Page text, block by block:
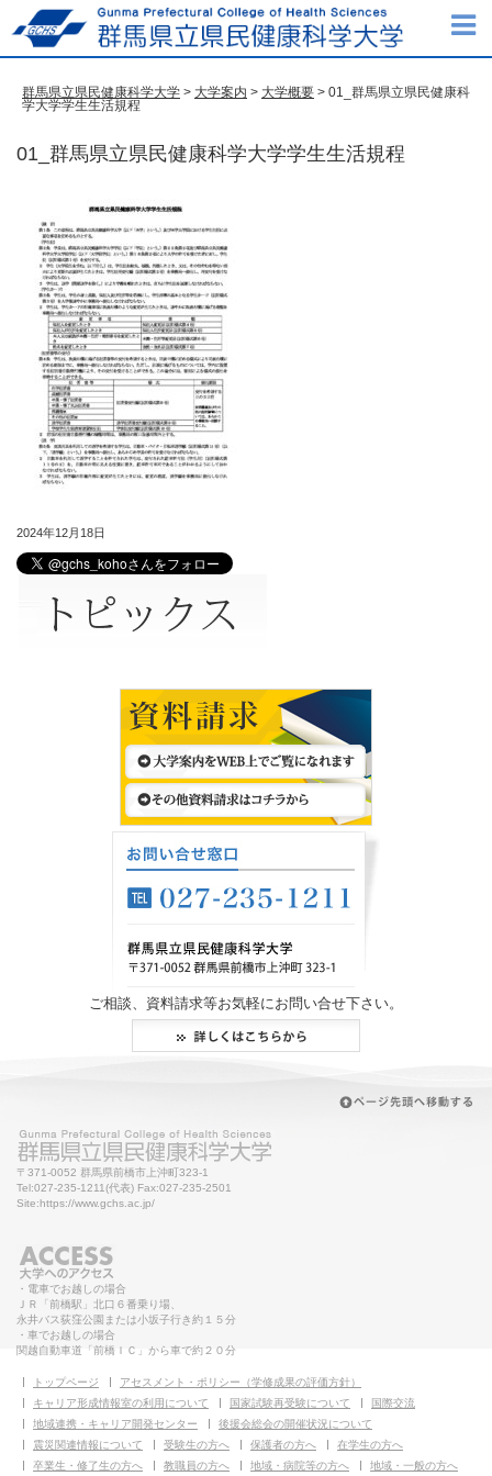
群馬県立県民健康科学大学 > 大学案内 > 大学概要 > 01_群馬県立県民健康科
学大学学生生活規程
01_群馬県立県民健康科学大学学生生活規程
2024年12月18日
ご相談、資料請求等お気軽にお問い合せ下さい。
〒371-0052 群馬県前橋市上沖町323-1
Tel:027-235-1211(代表) Fax:027-235-2501
Site:https://www.gchs.ac.jp/
・電車でお越しの場合
ＪＲ「前橋駅」北口６番乗り場、
永井バス荻窪公園または小坂子行き約１５分
・車でお越しの場合
関越自動車道「前橋ＩＣ」から車で約２０分
トップページ
アセスメント・ポリシー（学修成果の評価方針）
キャリア形成情報室の利用について
国家試験再受験について
国際交流
地域連携・キャリア開発センター
後援会総会の開催状況について
震災関連情報について
受験生の方へ 保護者の方へ
在学生の方へ
卒業生・修了生の方へ
教職員の方へ 地域・病院等の方へ 地域・一般の方へ